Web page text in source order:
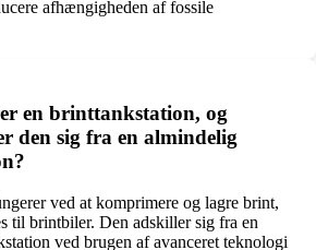
afhængigheden af fossile
en brinttankstation, og
den sig fra en almindelig
ved at komprimere og lagre brint,
til brintbiler. Den adskiller sig fra en
ved brugen af avanceret teknologi